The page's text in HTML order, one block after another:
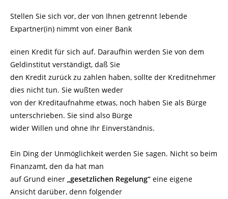
Stellen Sie sich vor, der von Ihnen getrennt lebende
Expartner(in) nimmt von einer Bank
einen Kredit für sich auf. Daraufhin werden Sie von dem
Geldinstitut verständigt, daß Sie
den Kredit zurück zu zahlen haben, sollte der Kreditnehmer
dies nicht tun. Sie wußten weder
von der Kreditaufnahme etwas, noch haben Sie als Bürge
unterschrieben. Sie sind also Bürge
wider Willen und ohne Ihr Einverständnis.
Ein Ding der Unmöglichkeit werden Sie sagen. Nicht so beim
Finanzamt, den da hat man
auf Grund einer „gesetzlichen Regelung“ eine eigene
Ansicht darüber, denn folgender